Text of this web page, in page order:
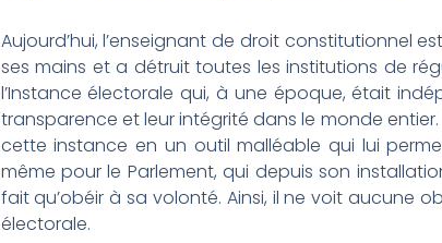
Aujourd’hui, l’enseignant de droit constitutionnel
ses mains et a détruit toutes les institutions de
l’Instance électorale qui, à une époque, était
transparence et leur intégrité dans le monde
cette instance en un outil malléable qui lui
même pour le Parlement, qui depuis son
fait qu’obéir à sa volonté. Ainsi, il ne voit aucune
électorale.